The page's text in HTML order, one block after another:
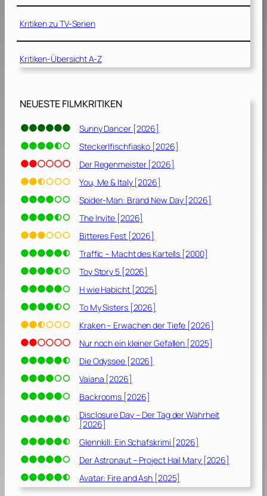
]
[
2
1
]
Kritiken zu TV-Serien
Kritiken-Übersicht A-Z
NEUESTE FILMKRITIKEN
Sunny Dancer [2026]
Steckerlfischfiasko [2026]
Der Regenmeister [2026]
You, Me & Italy [2026]
Spider-Man: Brand New Day [2026]
The Invite [2026]
Bitteres Fest [2026]
Traffic – Macht des Kartells [2000]
Toy Story 5 [2026]
H wie Habicht [2025]
To My Sisters [2026]
Kraken – Erwachen der Tiefe [2026]
Nur noch ein kleiner Gefallen [2025]
Die Odyssee [2026]
Vaiana [2026]
Backrooms [2026]
Disclosure Day – Der Tag der Wahrheit
[2026]
Glennkill: Ein Schafskrimi [2026]
Der Astronaut – Project Hail Mary [2026]
Avatar: Fire and Ash [2025]